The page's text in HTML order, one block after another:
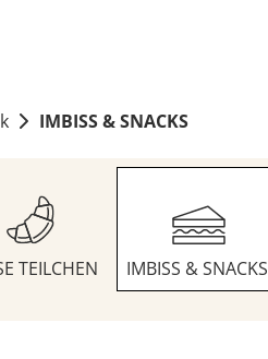
IMBISS & SNACKS
TEILCHEN IMBISS & SNACKS